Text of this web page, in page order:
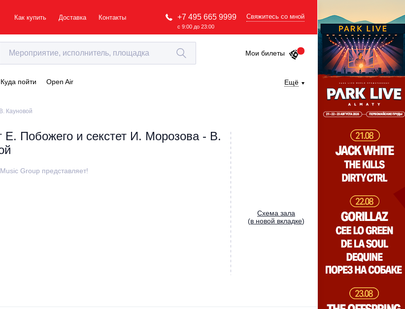
Как купить Доставка Контакты +7 495 665 9999
с 9:00 до 23:00
Свяжитесь со мной
Мои билеты
Куда пойти Open Air Ещё
Кауновой
Е. Побожего и секстет И. Морозова - В.
Group представляет!
Cхема зала
(в новой вкладке)